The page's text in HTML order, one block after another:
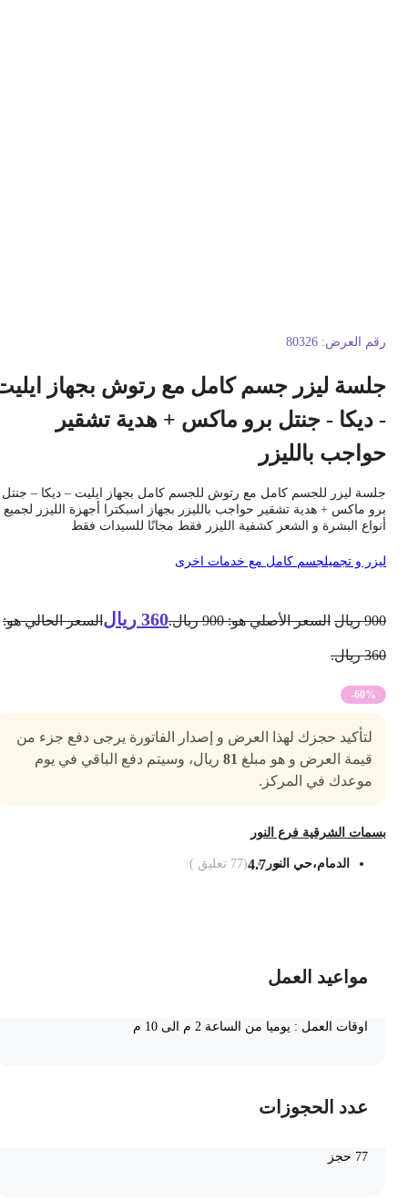
العرض: 80326
ليزر جسم كامل مع رتوش بجهاز ايليت
ديكا - جنتل برو ماكس + هدية تشقير
بالليزر
ليزر للجسم كامل مع رتوش للجسم كامل بجهاز ايليت – ديكا – جنتل
ماكس + هدية تشقير حواجب بالليزر بجهاز اسبكترا أجهزة الليزر لجميع
البشرة و الشعر كشفية الليزر فقط مجانًا للسيدات فقط
و تجميلجسم كامل مع خدمات اخرى
ريال السعر الأصلي هو: 900 ريال. 360 ريال السعر الحالي هو:
-60%
لتأكيد حجزك لهذا العرض و إصدار الفاتورة يرجى دفع جزء من
قيمة العرض و هو مبلغ81ريال، وسيتم دفع الباقي في يوم
موعدك في المركز.
الشرقية فرع النور
الدمام،حي النور 4.7
(
77تعليق )
مواعيد العمل
اوقات العمل : يوميا من الساعة 2 م الى 10 م
عدد الحجوزات